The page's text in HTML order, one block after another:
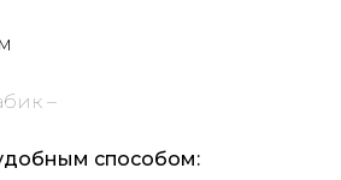
–
способом: